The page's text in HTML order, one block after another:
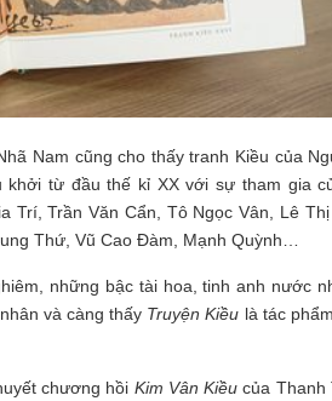
Nam cũng cho thấy tranh Kiều của
khởi từ đầu thế kỉ XX với sự tham gia
Trí, Trần Văn Cẩn, Tô Ngọc Vân, Lê
Thứ, Vũ Cao Đàm, Mạnh Quỳnh…
những bậc tài hoa, tinh anh nước
và càng thấy Truyện Kiều là tác
chương hồi Kim Vân Kiều của Thanh